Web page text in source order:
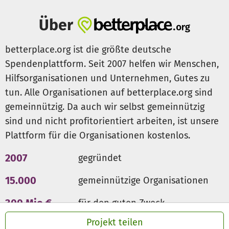
Projekt teilen
Über
betterplace.org ist die größte deutsche
Spendenplattform. Seit 2007 helfen wir Menschen,
Hilfsorganisationen und Unternehmen, Gutes zu
tun. Alle Organisationen auf betterplace.org sind
gemeinnützig. Da auch wir selbst gemeinnützig
sind und nicht profitorientiert arbeiten, ist unsere
Plattform für die Organisationen kostenlos.
2007 gegründet
15.000 gemeinnützige Organisationen
300 Mio € für den guten Zweck